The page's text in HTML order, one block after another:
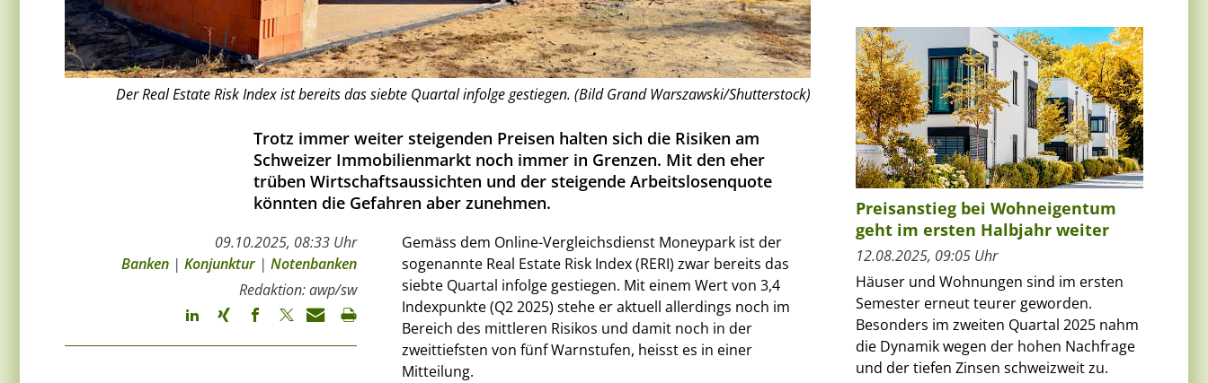
Der Real Estate Risk Index ist bereits das siebte Quartal infolge gestiegen. (Bild Grand Warszawski/Shutterstock)
Trotz immer weiter steigenden Preisen halten sich die Risiken am
Schweizer Immobilienmarkt noch immer in Grenzen. Mit den eher
trüben Wirtschaftsaussichten und der steigende Arbeitslosenquote
könnten die Gefahren aber zunehmen.
09.10.2025, 08:33 Uhr
Banken | Konjunktur | Notenbanken
Redaktion: awp/sw
Gemäss dem Online-Vergleichsdienst Moneypark ist der
sogenannte Real Estate Risk Index (RERI) zwar bereits das
siebte Quartal infolge gestiegen. Mit einem Wert von 3,4
Indexpunkte (Q2 2025) stehe er aktuell allerdings noch im
Bereich des mittleren Risikos und damit noch in der
zweittiefsten von fünf Warnstufen, heisst es in einer
Mitteilung.
Preisanstieg bei Wohneigentum
geht im ersten Halbjahr weiter
12.08.2025, 09:05 Uhr
Häuser und Wohnungen sind im ersten
Semester erneut teurer geworden.
Besonders im zweiten Quartal 2025 nahm
die Dynamik wegen der hohen Nachfrage
und der tiefen Zinsen schweizweit zu.